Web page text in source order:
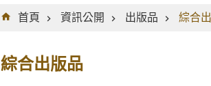
首頁
資訊公開 出版品 綜合
綜合出版品